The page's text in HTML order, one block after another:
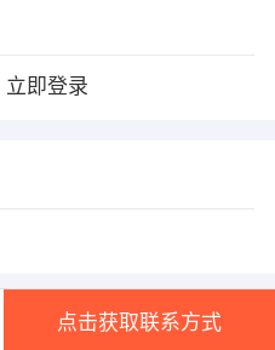
立即登录
点击获取联系方式